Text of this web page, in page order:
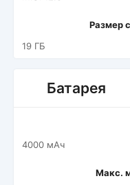
Размер
19 ГБ
Батарея
4000 мАч
Макс.